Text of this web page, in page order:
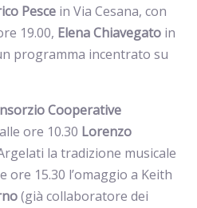
Pesce in Via Cesana, con
19.00, ElenaChiavegato in
programma incentrato su
Cooperative
ore 10.30 Lorenzo
la tradizione musicale
ore 15.30 l’omaggio a Keith
(già collaboratore dei